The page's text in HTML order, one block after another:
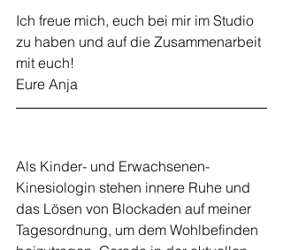
Ich freue mich, euch bei mir im Studio
zu haben und auf die Zusammenarbeit
mit euch!
Eure Anja
Als Kinder- und Erwachsenen-
Kinesiologin stehen innere Ruhe und
das Lösen von Blockaden auf meiner
Tagesordnung, um dem Wohlbefinden